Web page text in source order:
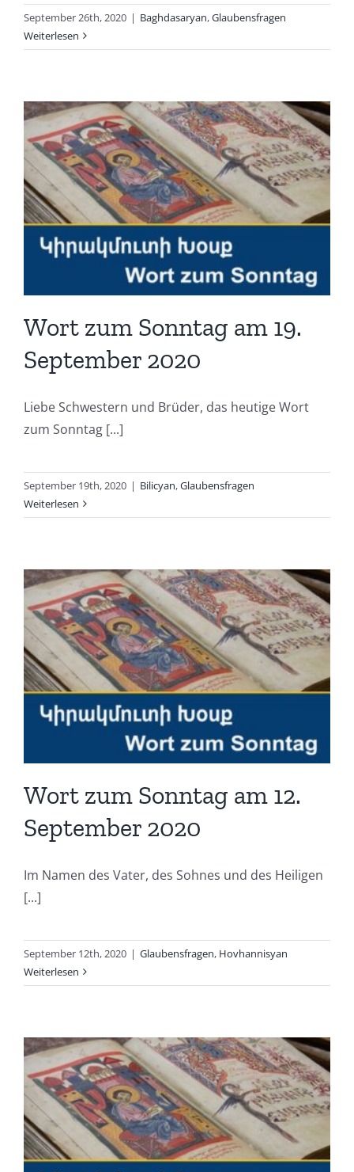
September 26th, 2020 | Baghdasaryan,Glaubensfragen
Weiterlesen
Wort zum Sonntag am 19.
September 2020
Liebe Schwestern und Brüder, das heutige Wort
zum Sonntag [...]
September 19th, 2020 | Bilicyan,Glaubensfragen
Weiterlesen
Wort zum Sonntag am 12.
September 2020
Im Namen des Vater, des Sohnes und des Heiligen
[...]
September 12th, 2020 | Glaubensfragen, Hovhannisyan
Weiterlesen